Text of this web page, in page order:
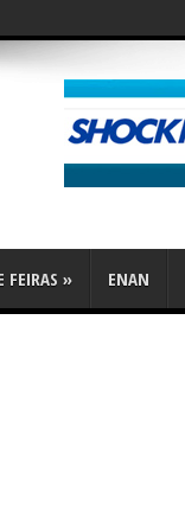
FEIRAS » ENAN